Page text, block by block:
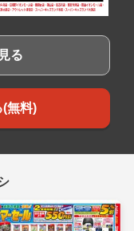
る
(無料)